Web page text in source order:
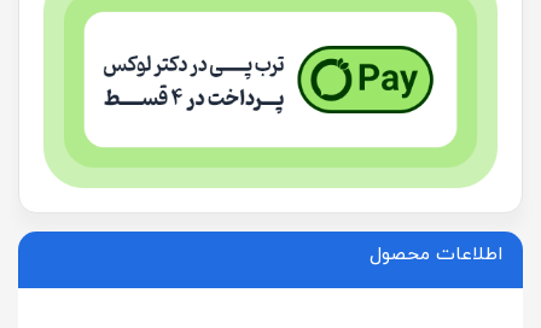
اطلاعات محصول